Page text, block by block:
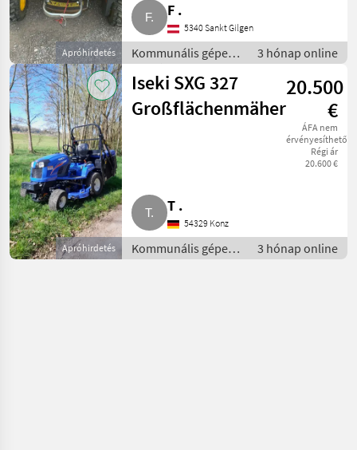
Apróhirdetés
F .
5340 Sankt Gilgen
Kommunális gépek /
Rézsűkasza
3 hónap online
Apróhirdetés
Iseki SXG 327
Großflächenmäher
20.500
€
ÁFA nem
érvényesíthető
Régi ár
20.600 €
T .
54329 Konz
Kommunális gépek /
Egyéb kommunális
3 hónap online